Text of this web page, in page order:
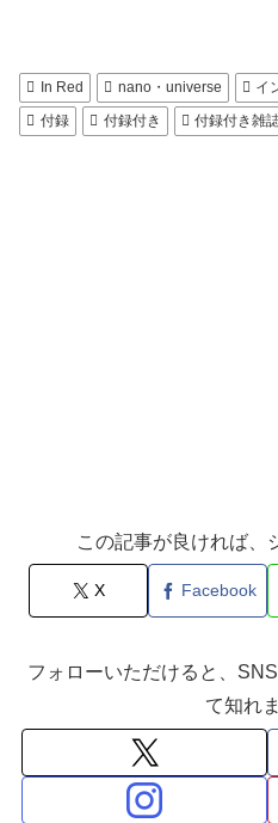
In Red nano・universe イ
付録
付録付き 付録付き雑
この記事が良ければ、
X Facebook
フォローいただけると、
て知れ